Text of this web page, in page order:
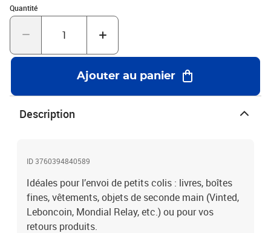
qu’en Colissimo).• Compatible : elle répond aux normes de tous les
réseaux de transport de petits colis : colissimo, lettre suivie, relais
Vinted...• Imperméable : protège contre les intempéries, l’humidité
noir pour une confidentialité totale.• Excellente tenue des
étiquettes : surface plastique adaptée à tous types d’étiquettes.•
Épaisseur renforcée : 60 microns pour une solidité optimale.
Quantité
Quantité : 1
Ajouter au panier
Description
ID 3760394840589
Idéales pour l’envoi de petits colis : livres, boîtes
fines, vêtements, objets de seconde main (Vinted,
Leboncoin, Mondial Relay, etc.) ou pour vos
retours produits.